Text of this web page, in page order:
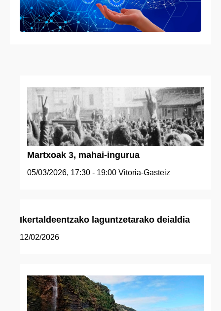
Martxoak 3, mahai-ingurua
05/03/2026, 17:30 - 19:00 Vitoria-Gasteiz
Ikertaldeentzako laguntzetarako deialdia
12/02/2026